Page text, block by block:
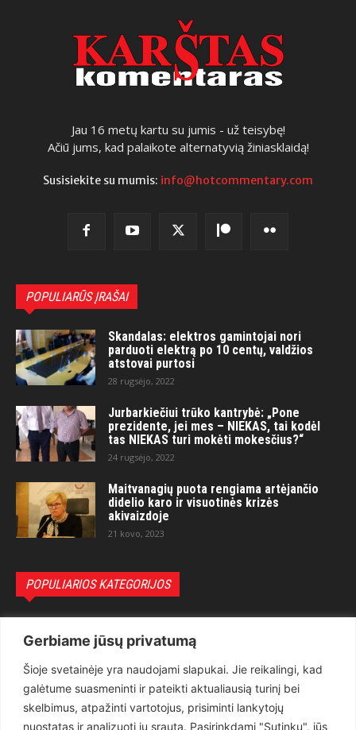
Gerbiame jūsų privatumą
Šioje svetainėje yra naudojami slapukai. Jie reikalingi, kad
galėtume suasmeninti ir pateikti aktualiausią turinį bei
skelbimus, atpažinti vartotojus, prisiminti lankytojų
nuostatas ir analizuoti jų srautą. Pasirinkdami "Sutinku", jūs
Jau 16 metų kartu su jumis - už teisybę!
Ačiū jums, kad palaikote alternatyvią žiniasklaidą!
Susisiekite su mumis: info@hotcommentary.com
POPULIARŪS ĮRAŠAI
Skandalas: elektros gamintojai nori
parduoti elektrą po 10 centų, valdžios
atstovai purtosi
28 rugsėjo, 2022
Jurbarkiečiui trūko kantrybė: „Pone
prezidente, jei mes – NIEKAS, tai kodėl
tas NIEKAS turi mokėti mokesčius?“
24 rugsėjo, 2022
Maitvanagių puota rengiama artėjančio
didelio karo ir visuotinės krizės
akivaizdoje
21 kovo, 2023
POPULIARIOS KATEGORIJOS
Teisėsauga
1497
Aktualu
Lietuva
619